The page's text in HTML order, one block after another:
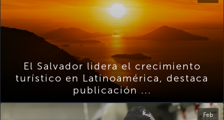
El Salvador lidera el crecimiento
turístico en Latinoamérica, destaca
publicación ...
Feb